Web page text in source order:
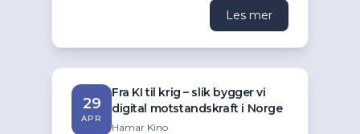
Les mer
29
APR
Fra KI til krig – slik bygger vi
digital motstandskraft i Norge
Hamar Kino